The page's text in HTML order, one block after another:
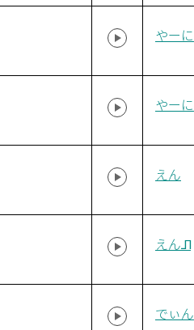
やーに
やーに
えん
えん˩˥
でぃん